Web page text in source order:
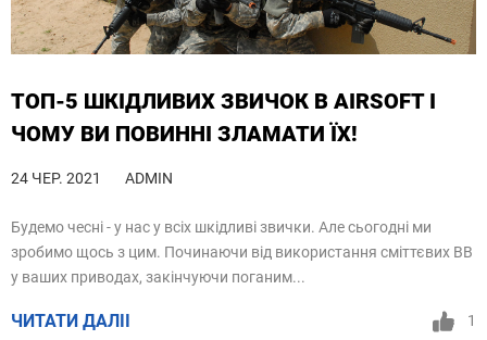
ТОП-5 ШКІДЛИВИХ ЗВИЧОК В AIRSOFT І
ЧОМУ ВИ ПОВИННІ ЗЛАМАТИ ЇХ!
24 ЧЕР. 2021 ADMIN
Будемо чесні - у нас у всіх шкідливі звички. Але сьогодні ми
зробимо щось з цим. Починаючи від використання сміттєвих BB
у ваших приводах, закінчуючи поганим...
ЧИТАТИ ДАЛІІ 1